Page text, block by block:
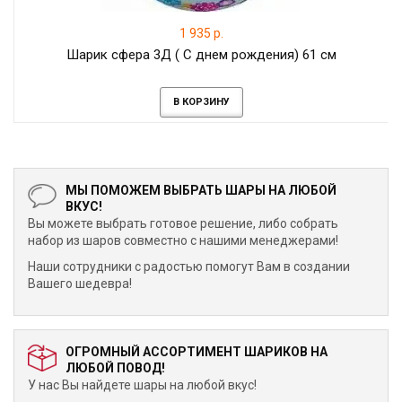
1 935 р.
Шарик сфера 3Д ( С днем рождения) 61 см
В КОРЗИНУ
МЫ ПОМОЖЕМ ВЫБРАТЬ ШАРЫ НА ЛЮБОЙ
ВКУС!
Вы можете выбрать готовое решение, либо собрать
набор из шаров совместно с нашими менеджерами!
Наши сотрудники с радостью помогут Вам в создании
Вашего шедевра!
ОГРОМНЫЙ АССОРТИМЕНТ ШАРИКОВ НА
ЛЮБОЙ ПОВОД!
У нас Вы найдете шары на любой вкус!